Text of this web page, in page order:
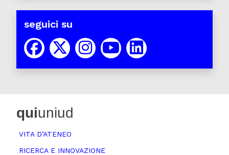
seguici su
quiuniud
VITA D’ATENEO
RICERCA E INNOVAZIONE